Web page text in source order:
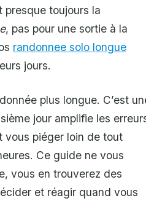
presque toujours la
, pas pour une sortie à la
randonnee solo longue
jours.
plus longue. C’est
jour amplifie les
vous piéger loin de tout
Ce guide ne vous
vous en trouverez des
et réagir quand vous